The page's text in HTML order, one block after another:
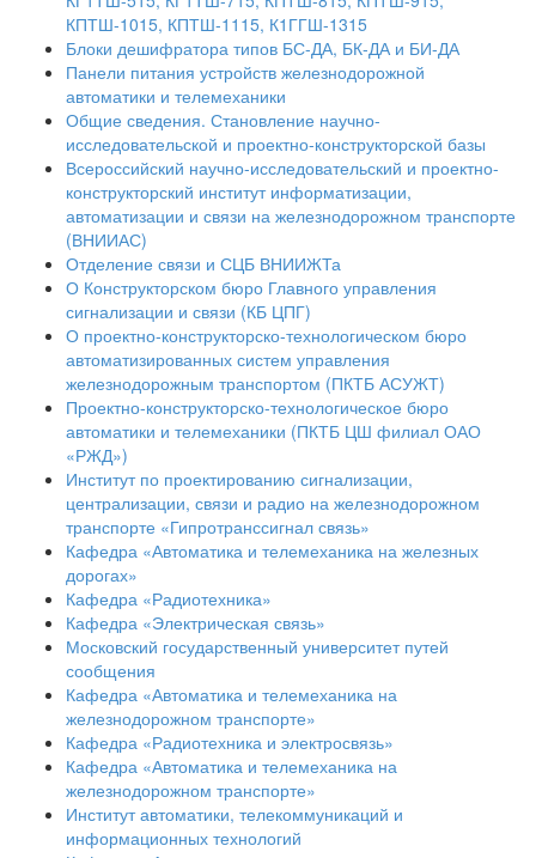
КПТШ-1015, КПТШ-1115, К1ГГШ-1315
Блоки дешифратора типов БС-ДА, БК-ДА и БИ-ДА
Панели питания устройств железнодорожной
автоматики и телемеханики
Общие сведения. Становление научно-
исследовательской и проектно-конструкторской базы
Всероссийский научно-исследовательский и проектно-
конструкторский институт информатизации,
автоматизации и связи на железнодорожном транспорте
(ВНИИАС)
Отделение связи и СЦБ ВНИИЖТа
О Конструкторском бюро Главного управления
сигнализации и связи (КБ ЦПГ)
О проектно-конструкторско-технологическом бюро
автоматизированных систем управления
железнодорожным транспортом (ПКТБ АСУЖТ)
Проектно-конструкторско-технологическое бюро
автоматики и телемеханики (ПКТБ ЦШ филиал ОАО
«РЖД»)
Институт по проектированию сигнализации,
централизации, связи и радио на железнодорожном
транспорте «Гипротранссигнал связь»
Кафедра «Автоматика и телемеханика на железных
дорогах»
Кафедра «Радиотехника»
Кафедра «Электрическая связь»
Московский государственный университет путей
сообщения
Кафедра «Автоматика и телемеханика на
железнодорожном транспорте»
Кафедра «Радиотехника и электросвязь»
Кафедра «Автоматика и телемеханика на
железнодорожном транспорте»
Институт автоматики, телекоммуникаций и
информационных технологий